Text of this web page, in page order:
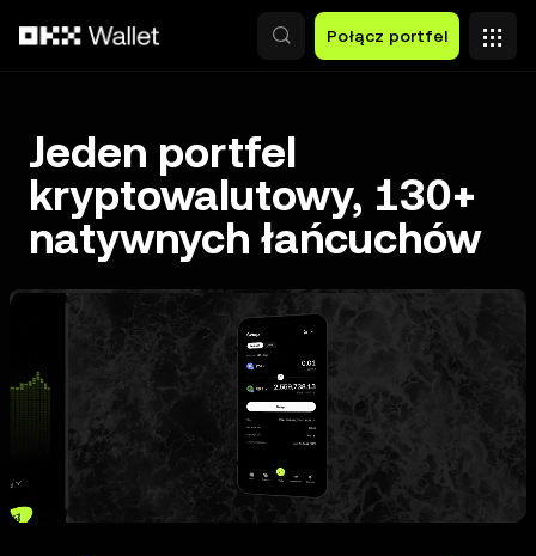
Połącz portfel
Jeden portfel
kryptowalutowy, 130+
natywnych łańcuchów